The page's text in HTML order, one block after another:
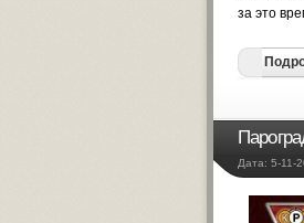
за это
Дата: 5-11-